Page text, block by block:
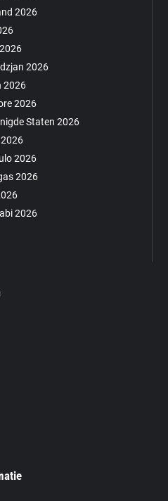
2026
2026
2026
2026
Staten 2026
2026
2026
2026